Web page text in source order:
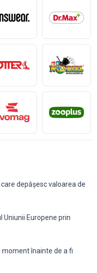
depășesc valoarea de
Uniunii Europene prin
înainte de a fi